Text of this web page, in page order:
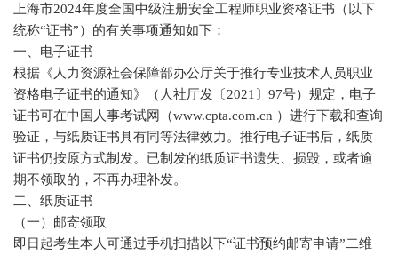
上海市2024年度全国中级注册安全工程师职业资格证书（以下
统称“证书”）的有关事项通知如下：
一、电子证书
根据《人力资源社会保障部办公厅关于推行专业技术人员职业
资格电子证书的通知》（人社厅发〔2021〕97号）规定，电子
证书可在中国人事考试网（www.cpta.com.cn ）进行下载和查询
验证，与纸质证书具有同等法律效力。推行电子证书后，纸质
证书仍按原方式制发。已制发的纸质证书遗失、损毁，或者逾
期不领取的，不再办理补发。
二、纸质证书
（一）邮寄领取
即日起考生本人可通过手机扫描以下“证书预约邮寄申请”二维